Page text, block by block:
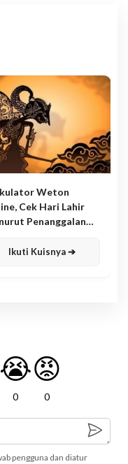
Weton
Cek Hari Lahir
Penanggalan
Ikuti Kuisnya ➔
😭
0
😡
0
pengguna dan diatur